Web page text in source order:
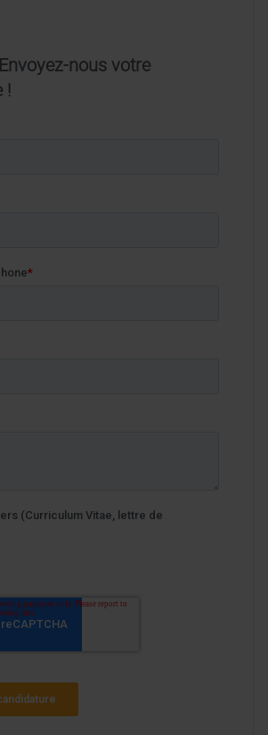
nous votre
!